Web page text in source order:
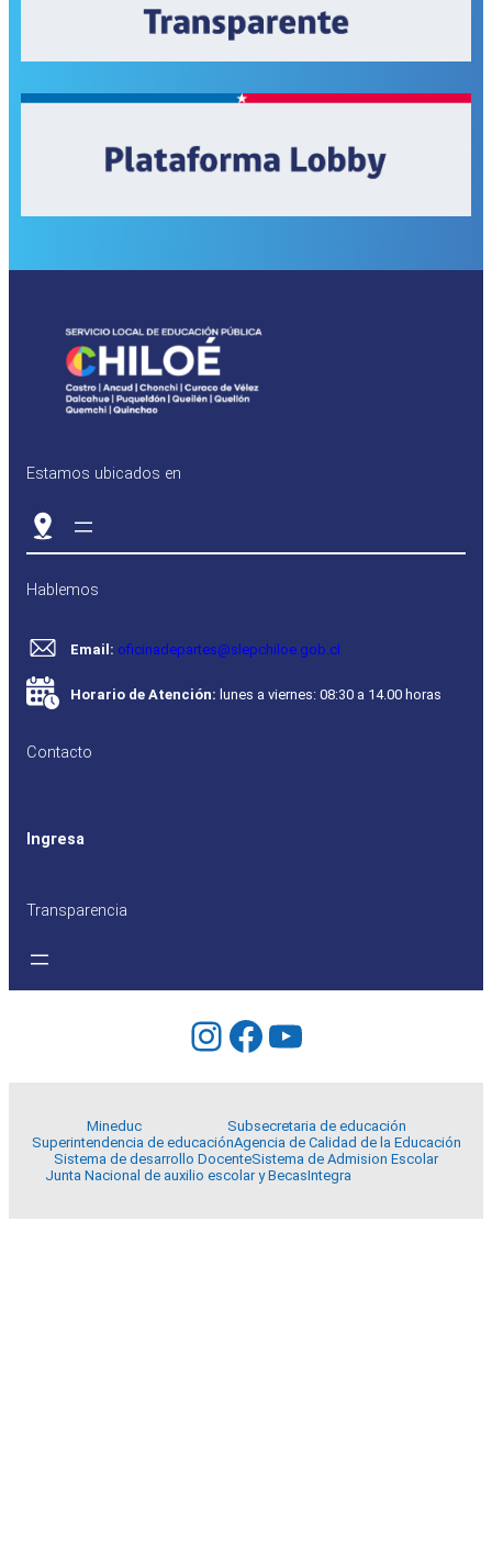
Estamos ubicados en
Hablemos
Email: oficinadepartes@slepchiloe.gob.cl
Horario de Atención: lunes a viernes: 08:30 a 14.00 horas
Contacto
Ingresa
Transparencia
Instagram
Facebook
YouTube
Mineduc
Subsecretaria de educación
Superintendencia de educaciónAgencia de Calidad de la Educación
Sistema de desarrollo DocenteSistema de Admision Escolar
Junta Nacional de auxilio escolar y BecasIntegra